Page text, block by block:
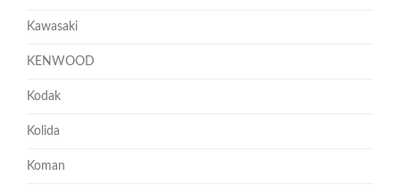
Kawasaki
KENWOOD
Kodak
Kolida
Koman